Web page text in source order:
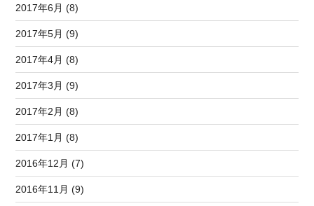
2017年6月 (8)
2017年5月 (9)
2017年4月 (8)
2017年3月 (9)
2017年2月 (8)
2017年1月 (8)
2016年12月 (7)
2016年11月 (9)